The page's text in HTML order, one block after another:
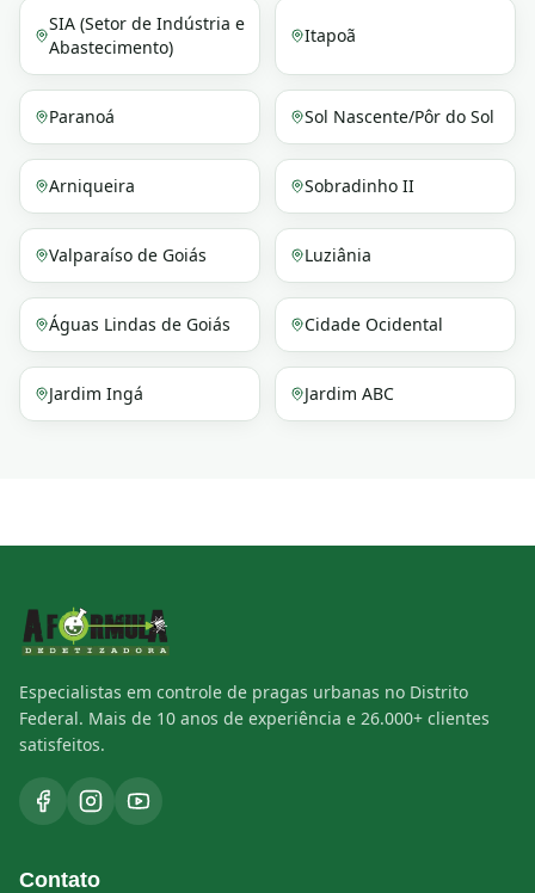
SIA (Setor de Indústria e
Abastecimento)
Itapoã
Paranoá Sol Nascente/Pôr do Sol
Arniqueira Sobradinho II
Valparaíso de Goiás Luziânia
Águas Lindas de Goiás Cidade Ocidental
Jardim Ingá Jardim ABC
Especialistas em controle de pragas urbanas no Distrito
Federal. Mais de 10 anos de experiência e 26.000+ clientes
satisfeitos.
Contato